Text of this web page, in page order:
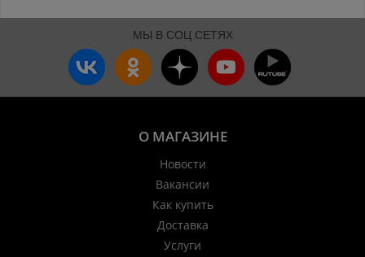
МЫ В СОЦ СЕТЯХ
О МАГАЗИНЕ
Новости
Вакансии
Как купить
Доставка
Услуги